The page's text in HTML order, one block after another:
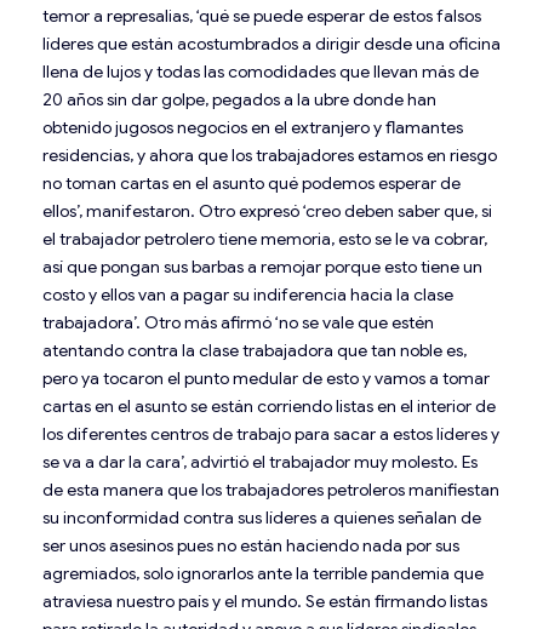
temor a represalias, ‘qué se puede esperar de estos falsos
líderes que están acostumbrados a dirigir desde una oficina
llena de lujos y todas las comodidades que llevan más de
20 años sin dar golpe, pegados a la ubre donde han
obtenido jugosos negocios en el extranjero y flamantes
residencias, y ahora que los trabajadores estamos en riesgo
no toman cartas en el asunto qué podemos esperar de
ellos’, manifestaron. Otro expresó ‘creo deben saber que, si
el trabajador petrolero tiene memoria, esto se le va cobrar,
así que pongan sus barbas a remojar porque esto tiene un
costo y ellos van a pagar su indiferencia hacia la clase
trabajadora’. Otro más afirmó ‘no se vale que estén
atentando contra la clase trabajadora que tan noble es,
pero ya tocaron el punto medular de esto y vamos a tomar
cartas en el asunto se están corriendo listas en el interior de
los diferentes centros de trabajo para sacar a estos líderes y
se va a dar la cara’, advirtió el trabajador muy molesto. Es
de esta manera que los trabajadores petroleros manifiestan
su inconformidad contra sus líderes a quienes señalan de
ser unos asesinos pues no están haciendo nada por sus
agremiados, solo ignorarlos ante la terrible pandemia que
atraviesa nuestro país y el mundo. Se están firmando listas